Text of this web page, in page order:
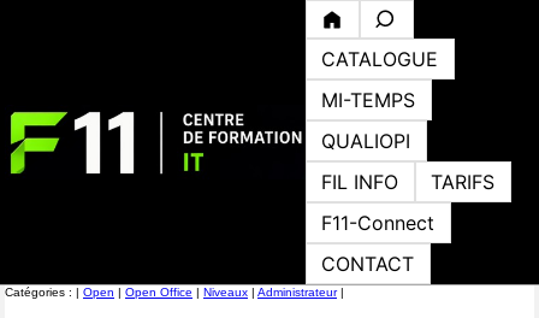
CATALOGUE
MI-TEMPS
QUALIOPI
FIL INFO
TARIFS
F11-Connect
CONTACT
Catégories : | Open | Open Office | Niveaux | Administrateur|